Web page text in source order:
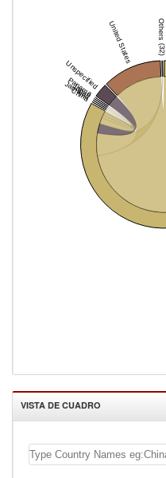
China
Jamaica
Japan
Panama
Unspecified
United States Others (32)
VISTA DE CUADRO